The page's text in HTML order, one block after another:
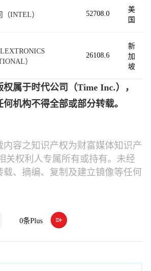
INTEL） 52708.0
美
国
）
26108.6
新
加
坡
属于时代公司（Time Inc.），
机构不得全部或部分转载。
内容之知识产权为财富媒体知识产
关权利人专属所有或持有。未经
载、摘编、复制及建立镜像等任何
0条Plus